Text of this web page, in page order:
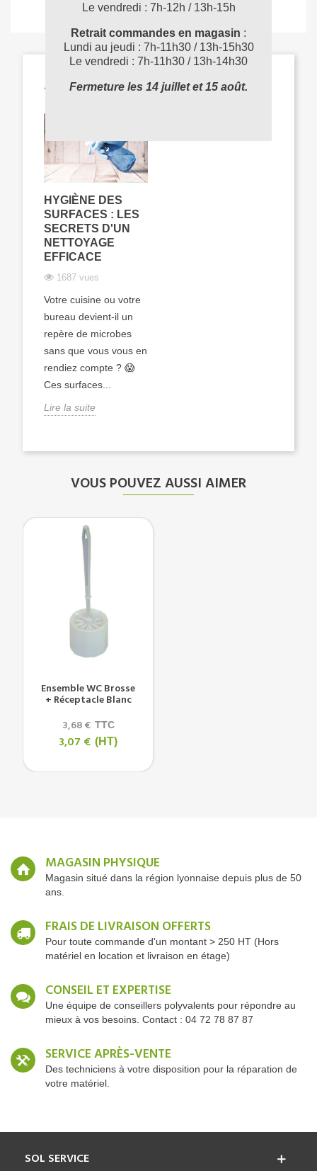
ARTICLES LIÉS
HYGIÈNE DES
SURFACES : LES
SECRETS D'UN
NETTOYAGE
EFFICACE
1687 vues
Votre cuisine ou votre
bureau devient-il un
repère de microbes
sans que vous vous en
rendiez compte ? 😱
Ces surfaces...
Lire la suite
VOUS POUVEZ AUSSI AIMER
Ensemble WC Brosse
+ Réceptacle Blanc
3,68 € TTC
3,07 € (HT)
MAGASIN PHYSIQUE
Magasin situé dans la région lyonnaise depuis plus de 50
ans.
FRAIS DE LIVRAISON OFFERTS
Pour toute commande d'un montant > 250 HT (Hors
matériel en location et livraison en étage)
CONSEIL ET EXPERTISE
Une équipe de conseillers polyvalents pour répondre au
mieux à vos besoins. Contact : 04 72 78 87 87
SERVICE APRÈS-VENTE
Des techniciens à votre disposition pour la réparation de
votre matériel.
SOL SERVICE
Le vendredi : 7h-12h / 13h-15h
Retrait commandes en magasin :
Lundi au jeudi : 7h-11h30 / 13h-15h30
Le vendredi : 7h-11h30 / 13h-14h30
Fermeture les 14 juillet et 15 août.